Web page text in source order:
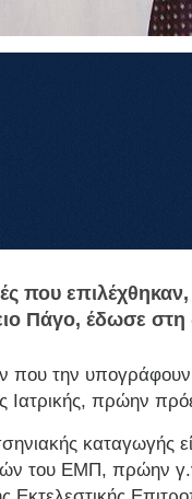
που επιλέχθηκαν,
Πάγο, έδωσε στη
την υπογράφουν
Ιατρικής, πρώην
καταγωγής
του ΕΜΠ, πρώην